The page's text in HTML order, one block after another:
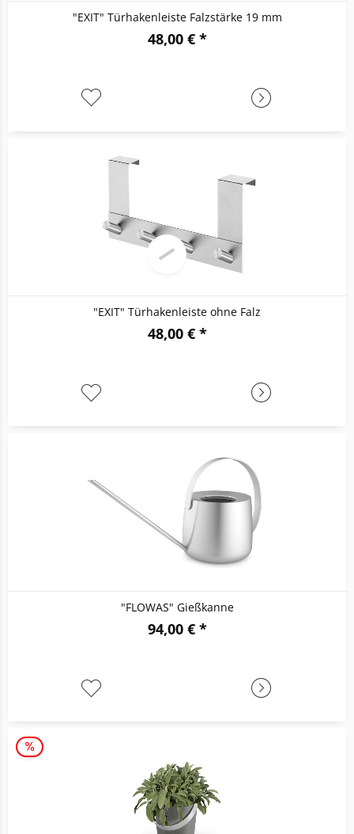
"EXIT" Türhakenleiste Falzstärke 19 mm
48,00 € *
"EXIT" Türhakenleiste ohne Falz
48,00 € *
"FLOWAS" Gießkanne
94,00 € *